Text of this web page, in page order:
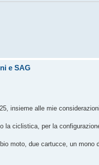
e SAG
insieme alle mie
la ciclistica, per la
moto, due cartucce, un mono